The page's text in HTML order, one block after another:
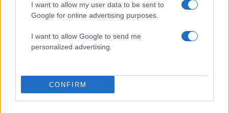
I want to allow my user data to be sent to
Google for online advertising purposes.
I want to allow Google to send me
personalized advertising.
CONFIRM
ενημερωθείτε πρώτοι για όλη την ειδησεογραφία και τα
τελευταία νέατης ημέρας
Πιο δημοφιλή